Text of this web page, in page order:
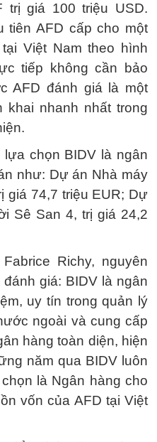
trị giá 100 triệu USD.
tiên AFD cấp cho một
Việt Nam theo hình
tiếp không cần bảo
AFD đánh giá là một
nhanh nhất trong
chọn BIDV là ngân
như: Dự án Nhà máy
giá 74,7 triệu EUR; Dự
Sê San 4, trị giá 24,2
Richy, nguyên
giá: BIDV là ngân
uy tín trong quản lý
ngoài và cung cấp
hàng toàn diện, hiện
năm qua BIDV luôn
là Ngân hàng cho
vốn của AFD tại Việt